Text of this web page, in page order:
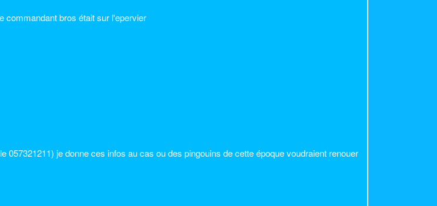
commandant bros était sur l'epervier
je donne ces infos au cas ou des pingouins de cette époque voudraient renouer